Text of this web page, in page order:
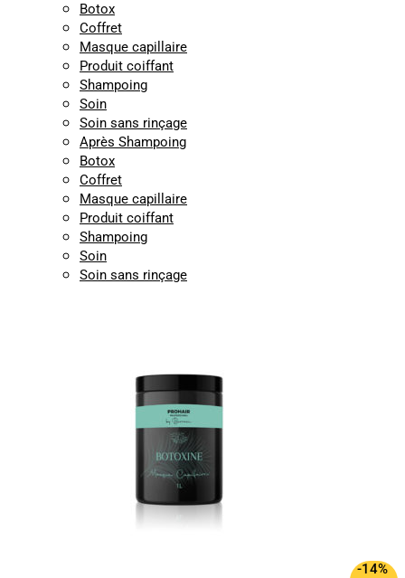
Botox
Coffret
Masque capillaire
Produit coiffant
Shampoing
Soin
Soin sans rinçage
Après Shampoing
Botox
Coffret
Masque capillaire
Produit coiffant
Shampoing
Soin
Soin sans rinçage
-14%